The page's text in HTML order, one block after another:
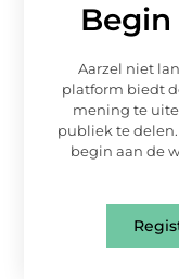
Aarzel niet
platform biedt
mening te
publiek te
begin aan de